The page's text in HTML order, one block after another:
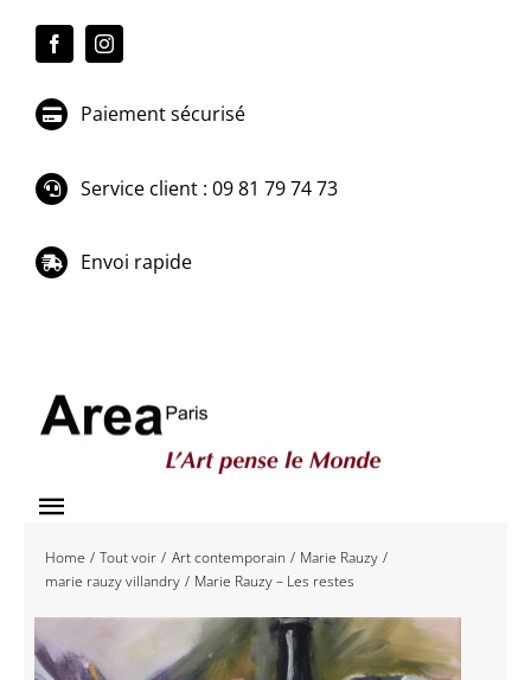
Paiement sécurisé
Service client : 09 81 79 74 73
Envoi rapide
Toggle
Navigation
Accueil
Événements
Home Tout voir Art contemporain
Marie Rauzy
marie rauzy villandry
Marie Rauzy – Les restes